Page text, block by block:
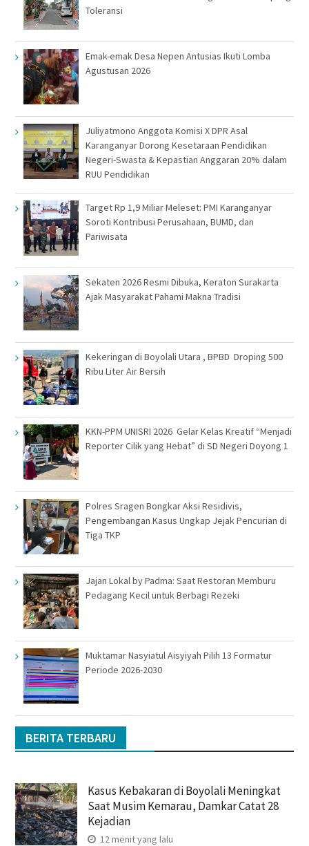
Toleransi
Emak-emak Desa Nepen Antusias Ikuti Lomba
Agustusan 2026
Juliyatmono Anggota Komisi X DPR Asal
Karanganyar Dorong Kesetaraan Pendidikan
Negeri-Swasta & Kepastian Anggaran 20% dalam
RUU Pendidikan
Target Rp 1,9 Miliar Meleset: PMI Karanganyar
Soroti Kontribusi Perusahaan, BUMD, dan
Pariwisata
Sekaten 2026 Resmi Dibuka, Keraton Surakarta
Ajak Masyarakat Pahami Makna Tradisi
Kekeringan di Boyolali Utara , BPBD Droping 500
Ribu Liter Air Bersih
KKN-PPM UNISRI 2026 Gelar Kelas Kreatif “Menjadi
Reporter Cilik yang Hebat” di SD Negeri Doyong 1
Polres Sragen Bongkar Aksi Residivis,
Pengembangan Kasus Ungkap Jejak Pencurian di
Tiga TKP
Jajan Lokal by Padma: Saat Restoran Memburu
Pedagang Kecil untuk Berbagi Rezeki
Muktamar Nasyiatul Aisyiyah Pilih 13 Formatur
Periode 2026-2030
BERITA TERBARU
Kasus Kebakaran di Boyolali Meningkat
Saat Musim Kemarau, Damkar Catat 28
Kejadian
12 menit yang lalu